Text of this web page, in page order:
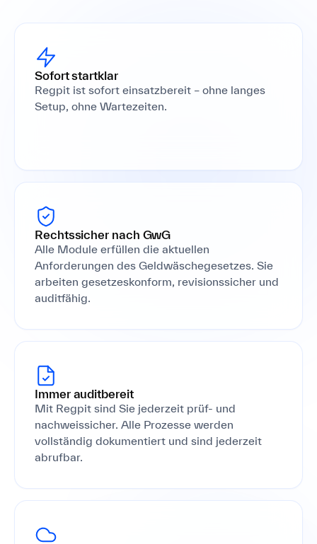
Sofort startklar
Regpit ist sofort einsatzbereit – ohne langes
Setup, ohne Wartezeiten.
Rechtssicher nach GwG
Alle Module erfüllen die aktuellen
Anforderungen des Geldwäschegesetzes. Sie
arbeiten gesetzeskonform, revisionssicher und
auditfähig.
Immer auditbereit
Mit Regpit sind Sie jederzeit prüf- und
nachweissicher. Alle Prozesse werden
vollständig dokumentiert und sind jederzeit
abrufbar.